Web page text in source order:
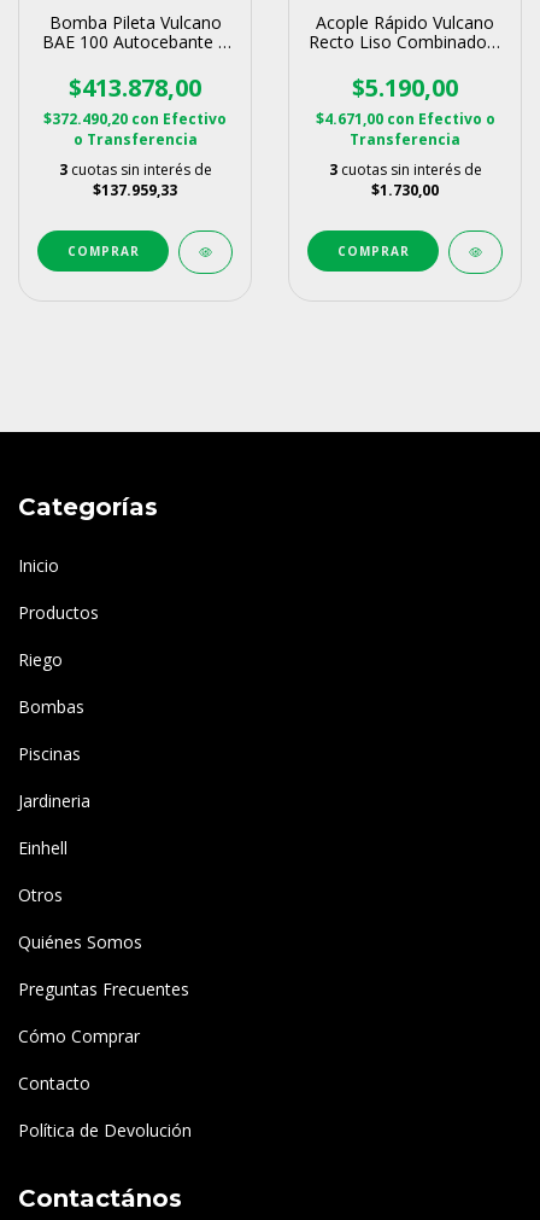
Bomba Pileta Vulcano
BAE 100 Autocebante 1
$413.878,00
$372.490,20 con Efectivo
o Transferencia
3 cuotas sin interés de
$137.959,33
Acople Rápido Vulcano
Recto Liso Combinado 1
$5.190,00
$4.671,00 con Efectivo o
Transferencia
3 cuotas sin interés de
$1.730,00
Categorías
Inicio
Productos
Riego
Bombas
Piscinas
Jardineria
Einhell
Otros
Quiénes Somos
Preguntas Frecuentes
Cómo Comprar
Contacto
Política de Devolución
Contactános